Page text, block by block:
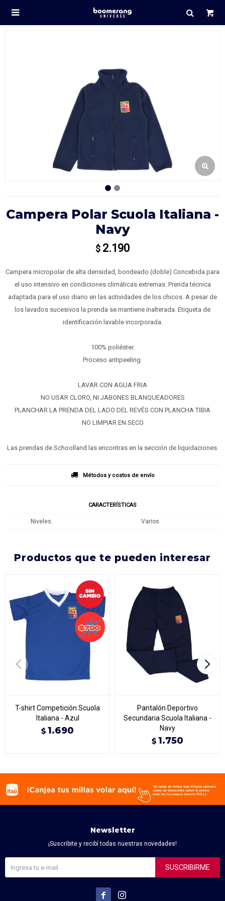

Campera Polar Scuola Italiana -
Navy
$ 2.190
Campera micropolar de alta densidad, bondeado (doble) Concebida para
el uso intensivo en condiciones climáticas extremas. Prenda técnica
adaptada para el uso diario en las actividades de los chicos. A pesar de
los lavados sucesivos la prenda se mantiene inalterada. Etiqueta de
identificación lavable incorporada.
100% poliéster.
Proceso antipeeling.
LAVAR CON AGUA FRIA
NO USAR CLORO, NI JABONES BLANQUEADORES
PLANCHAR LA PRENDA DEL LADO DEL REVÉS CON PLANCHA TIBIA
NO LIMPIAR EN SECO
Las prendas de Schoolland las encontras en la sección de liquidaciones.
Métodos y costos de envío
CARACTERÍSTICAS
Niveles Varios
productos que te pueden interesar
T-shirt Competición Scuola
Italiana - Azul
$ 1.690
Pantalón Deportivo
Secundaria Scuola Italiana -
Navy
$ 1.750
Newsletter
¡Suscribite y recibí todas nuestras novedades!
SUSCRIBIRME
 